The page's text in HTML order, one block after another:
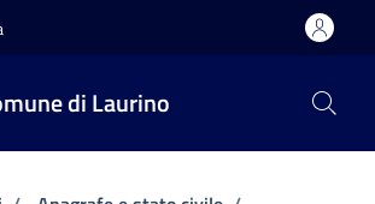
di Laurino